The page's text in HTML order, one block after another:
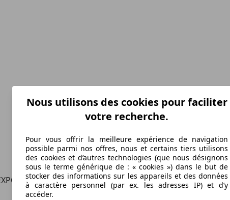
Nous utilisons des cookies pour faciliter
votre recherche.
Pour vous offrir la meilleure expérience de navigation
possible parmi nos offres, nous et certains tiers utilisons
des cookies et d’autres technologies (que nous désignons
sous le terme générique de : « cookies ») dans le but de
stocker des informations sur les appareils et des données
à caractère personnel (par ex. les adresses IP) et d’y
accéder.